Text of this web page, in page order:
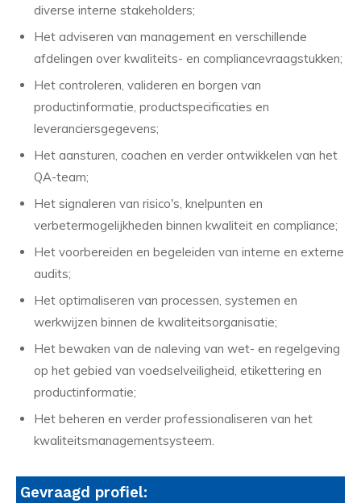
diverse interne stakeholders;
Het adviseren van management en verschillende
afdelingen over kwaliteits- en compliancevraagstukken;
Het controleren, valideren en borgen van
productinformatie, productspecificaties en
leveranciersgegevens;
Het aansturen, coachen en verder ontwikkelen van het
QA-team;
Het signaleren van risico's, knelpunten en
verbetermogelijkheden binnen kwaliteit en compliance;
Het voorbereiden en begeleiden van interne en externe
audits;
Het optimaliseren van processen, systemen en
werkwijzen binnen de kwaliteitsorganisatie;
Het bewaken van de naleving van wet- en regelgeving
op het gebied van voedselveiligheid, etikettering en
productinformatie;
Het beheren en verder professionaliseren van het
kwaliteitsmanagementsysteem.
Gevraagd profiel: